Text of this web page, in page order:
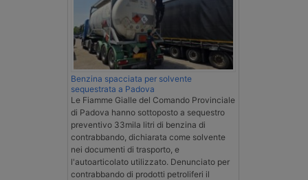
Benzina spacciata per solvente
sequestrata a Padova
Le Fiamme Gialle del Comando Provinciale
di Padova hanno sottoposto a sequestro
preventivo 33mila litri di benzina di
contrabbando, dichiarata come solvente
nei documenti di trasporto, e
l'autoarticolato utilizzato. Denunciato per
contrabbando di prodotti petroliferi il